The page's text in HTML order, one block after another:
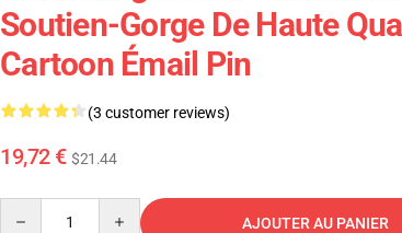
Soutien-Gorge De Haute
Cartoon Émail Pin
(3 customer reviews)
19,72 € $21.44
AJOUTER AU PANIER